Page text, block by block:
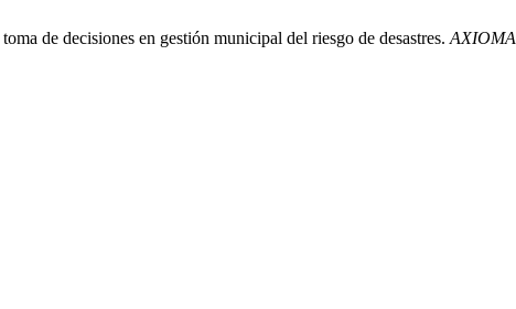
de decisiones en gestión municipal del riesgo de desastres. AXIOMA